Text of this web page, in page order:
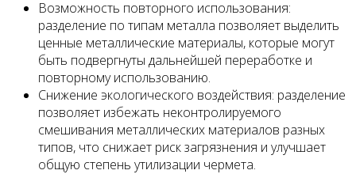
Возможность повторного использования:
разделение по типам металла позволяет выделить
ценные металлические материалы, которые могут
быть подвергнуты дальнейшей переработке и
повторному использованию.
Снижение экологического воздействия: разделение
позволяет избежать неконтролируемого
смешивания металлических материалов разных
типов, что снижает риск загрязнения и улучшает
общую степень утилизации чермета.